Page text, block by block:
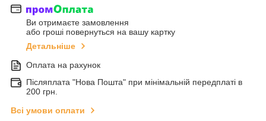
Ви отримаєте замовлення
або гроші повернуться на вашу картку
Детальніше
Оплата на рахунок
Післяплата "Нова Пошта" при мінімальній передплаті в
200 грн.
Всі умови оплати